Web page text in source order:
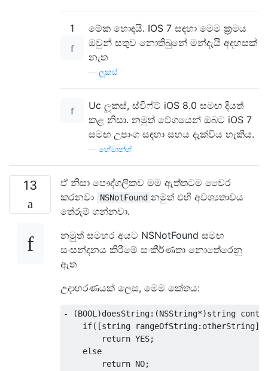
1
මේක හොඳයි. IOS 7 සඳහා මෙම ක්‍රමය
ඔවුන් සතුව නොතිබුනේ මන්දැයි අදහසක්
නැත
ලූකස්
Uc ලූකස්, ස්විෆ්ට් iOS 8.0 සමඟ දියත්
කළ නිසා. නමුත් වේගයෙන් ඔබට iOS 7
සමඟ උපාංග සඳහා සහය දැක්විය හැකිය.
හේමාන්ග්
13
ඒ නිසා පෞද්ගලිකව මම ඇත්තටම වෛර
කරනවා
NSNotFound නමුත් එහි අවශ්‍යතාවය
තේරුම් ගන්නවා.
නමුත් සමහර අයට NSNotFound සමඟ
සංසන්දනය කිරීමේ සංකීර්ණතා නොතේරෙනු
ඇත
උදාහරණයක් ලෙස, මෙම කේතය:
- (BOOL )doesString:(NSString*)string
if([string rangeOfString: otherString].
return YES;
else
return NO;